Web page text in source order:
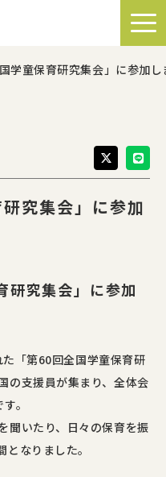
学童保育研究集会」に参加
究集会」に参加
研究集会」に参加
た「第60回全国学童保育研
の支援員が集まり、全体会
。
聞いたり、日々の保育を振
なりました。